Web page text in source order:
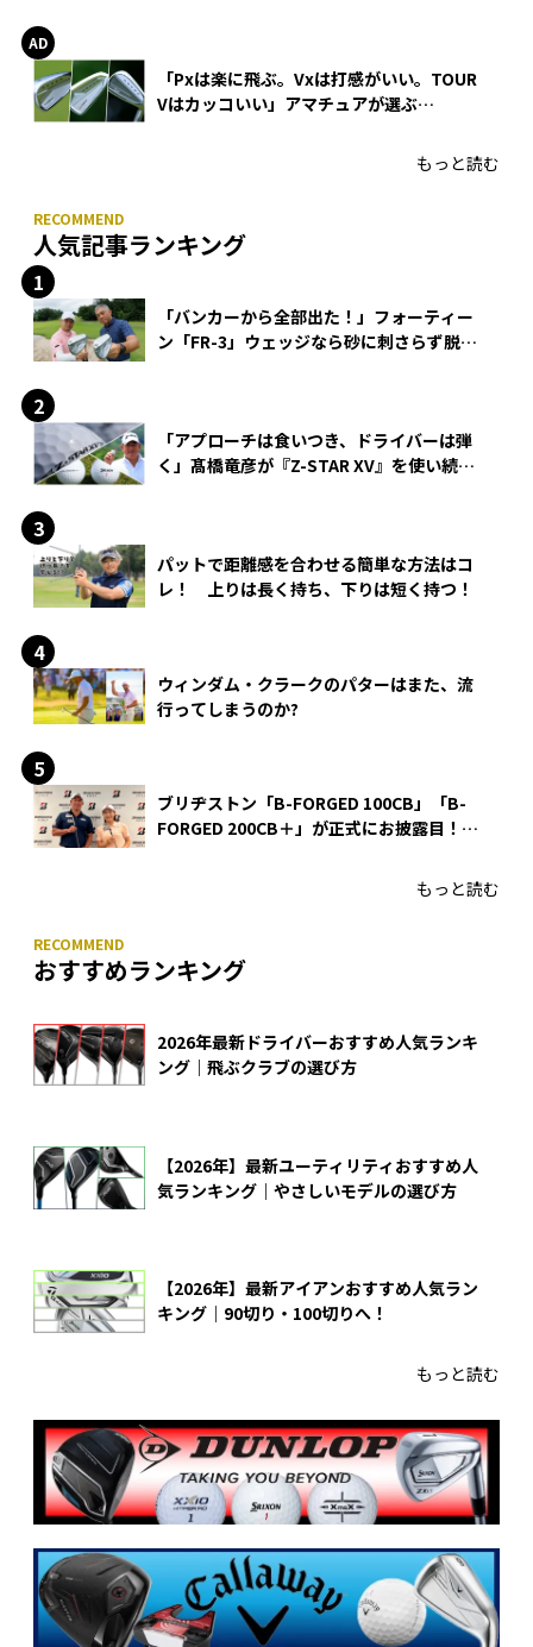
「Pxは楽に飛ぶ。Vxは打感がいい。TOUR
Vはカッコいい」アマチュアが選ぶ
もっと読む
人気記事ランキング
「バンカーから全部出た！」フォーティー
ン「FR-3」ウェッジなら砂に刺さらず脱出
「アプローチは食いつき、ドライバーは弾
く」髙橋竜彦が『Z-STAR XV』を使い続け
パットで距離感を合わせる簡単な方法はコ
レ！ 上りは長く持ち、下りは短く持つ！
ウィンダム・クラークのパターはまた、流
行ってしまうのか?
ブリヂストン「B-FORGED 100CB」「B-
FORGED 200CB＋」が正式にお披露目！
もっと読む
おすすめランキング
2026年最新ドライバーおすすめ人気ランキ
ング｜飛ぶクラブの選び方
【2026年】最新ユーティリティおすすめ人
気ランキング｜やさしいモデルの選び方
【2026年】最新アイアンおすすめ人気ラン
キング｜90切り・100切りへ！
もっと読む